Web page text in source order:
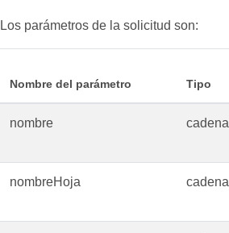
Los parámetros de la solicitud son:
Nombre del parámetro Tipo
nombre cadena
nombreHoja cadena